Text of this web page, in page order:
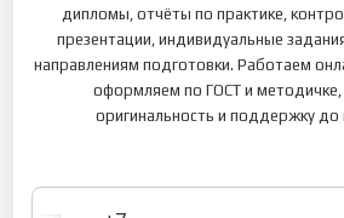
дипломы, отчёты по практике,
презентации, индивидуальные
направлениям подготовки. Работаем
оформляем по ГОСТ и методичке,
оригинальность и поддержку до